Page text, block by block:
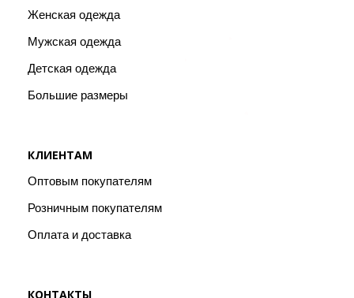
Женская одежда
Мужская одежда
Детская одежда
Большие размеры
КЛИЕНТАМ
Оптовым покупателям
Розничным покупателям
Оплата и доставка
КОНТАКТЫ